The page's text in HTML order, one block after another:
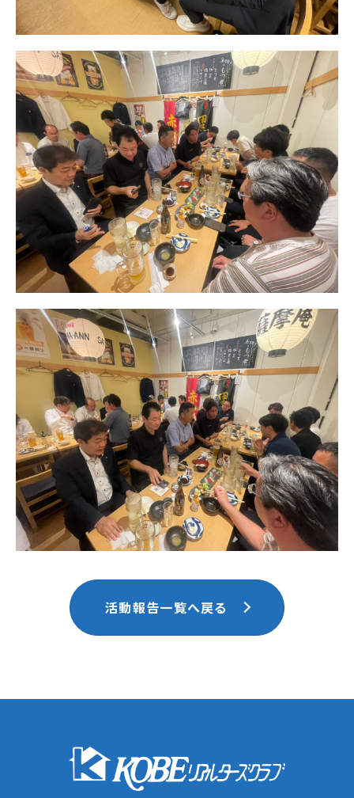
活動報告一覧へ戻る